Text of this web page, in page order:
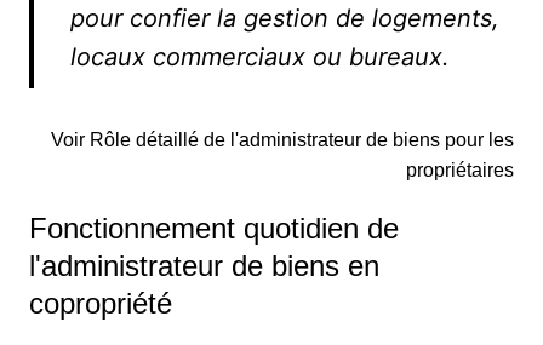
pour confier la gestion de logements,
locaux commerciaux ou bureaux.
Voir Rôle détaillé de l'administrateur de biens pour les
propriétaires
Fonctionnement quotidien de
l'administrateur de biens en
copropriété